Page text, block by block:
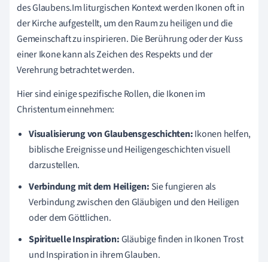
des Glaubens.Im liturgischen Kontext werden Ikonen oft in
der Kirche aufgestellt, um den Raum zu heiligen und die
Gemeinschaft zu inspirieren. Die Berührung oder der Kuss
einer Ikone kann als Zeichen des Respekts und der
Verehrung betrachtet werden.
Hier sind einige spezifische Rollen, die Ikonen im
Christentum einnehmen:
Visualisierung von Glaubensgeschichten:Ikonen helfen,
biblische Ereignisse und Heiligengeschichten visuell
darzustellen.
Verbindung mit dem Heiligen: Sie fungieren als
Verbindung zwischen den Gläubigen und den Heiligen
oder dem Göttlichen.
Spirituelle Inspiration:Gläubige finden in Ikonen Trost
und Inspiration in ihrem Glauben.